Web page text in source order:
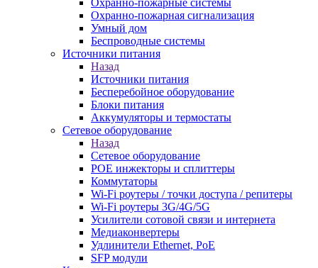
Охранно-пожарные системы
Охранно-пожарная сигнализация
Умный дом
Беспроводные системы
Источники питания
Назад
Источники питания
Бесперебойное оборудование
Блоки питания
Аккумуляторы и термостаты
Сетевое оборудование
Назад
Сетевое оборудование
POE инжекторы и сплиттеры
Коммутаторы
Wi-Fi роутеры / точки доступа / репитеры
Wi-Fi роутеры 3G/4G/5G
Усилители сотовой связи и интернета
Медиаконвертеры
Удлинители Ethernet, PoE
SFP модули